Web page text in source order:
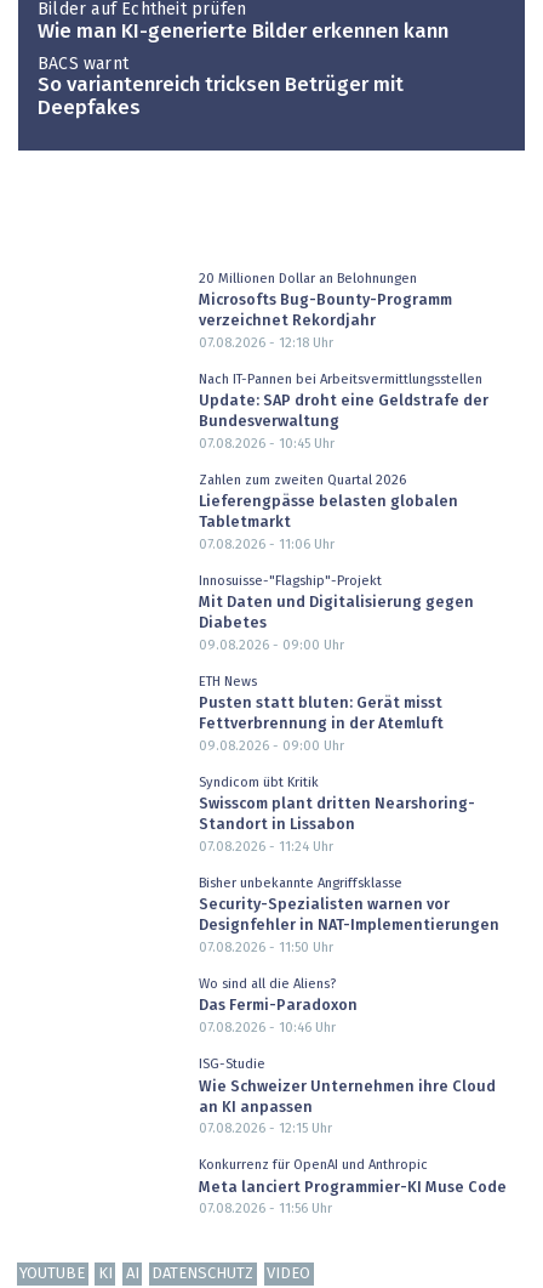
Bilder auf Echtheit prüfen
Wie man KI-generierte Bilder erkennen kann
BACS warnt
So variantenreich tricksen Betrüger mit
Deepfakes
20 Millionen Dollar an Belohnungen
Microsofts Bug-Bounty-Programm
verzeichnet Rekordjahr
07.08.2026 - 12:18Uhr
Nach IT-Pannen bei Arbeitsvermittlungsstellen
Update: SAP droht eine Geldstrafe der
Bundesverwaltung
07.08.2026 - 10:45Uhr
Zahlen zum zweiten Quartal 2026
Lieferengpässe belasten globalen
Tabletmarkt
07.08.2026 - 11:06Uhr
Innosuisse-"Flagship"-Projekt
Mit Daten und Digitalisierung gegen
Diabetes
09.08.2026 - 09:00 Uhr
ETH News
Pusten statt bluten: Gerät misst
Fettverbrennung in der Atemluft
09.08.2026 - 09:00 Uhr
Syndicom übt Kritik
Swisscom plant dritten Nearshoring-
Standort in Lissabon
07.08.2026 - 11:24Uhr
Bisher unbekannte Angriffsklasse
Security-Spezialisten warnen vor
Designfehler in NAT-Implementierungen
07.08.2026 - 11:50 Uhr
Wo sind all die Aliens?
Das Fermi-Paradoxon
07.08.2026 - 10:46Uhr
ISG-Studie
Wie Schweizer Unternehmen ihre Cloud
an KI anpassen
07.08.2026 - 12:15Uhr
Konkurrenz für OpenAI und Anthropic
Meta lanciert Programmier-KI Muse Code
07.08.2026 - 11:56Uhr
YOUTUBE KI AI DATENSCHUTZ VIDEO